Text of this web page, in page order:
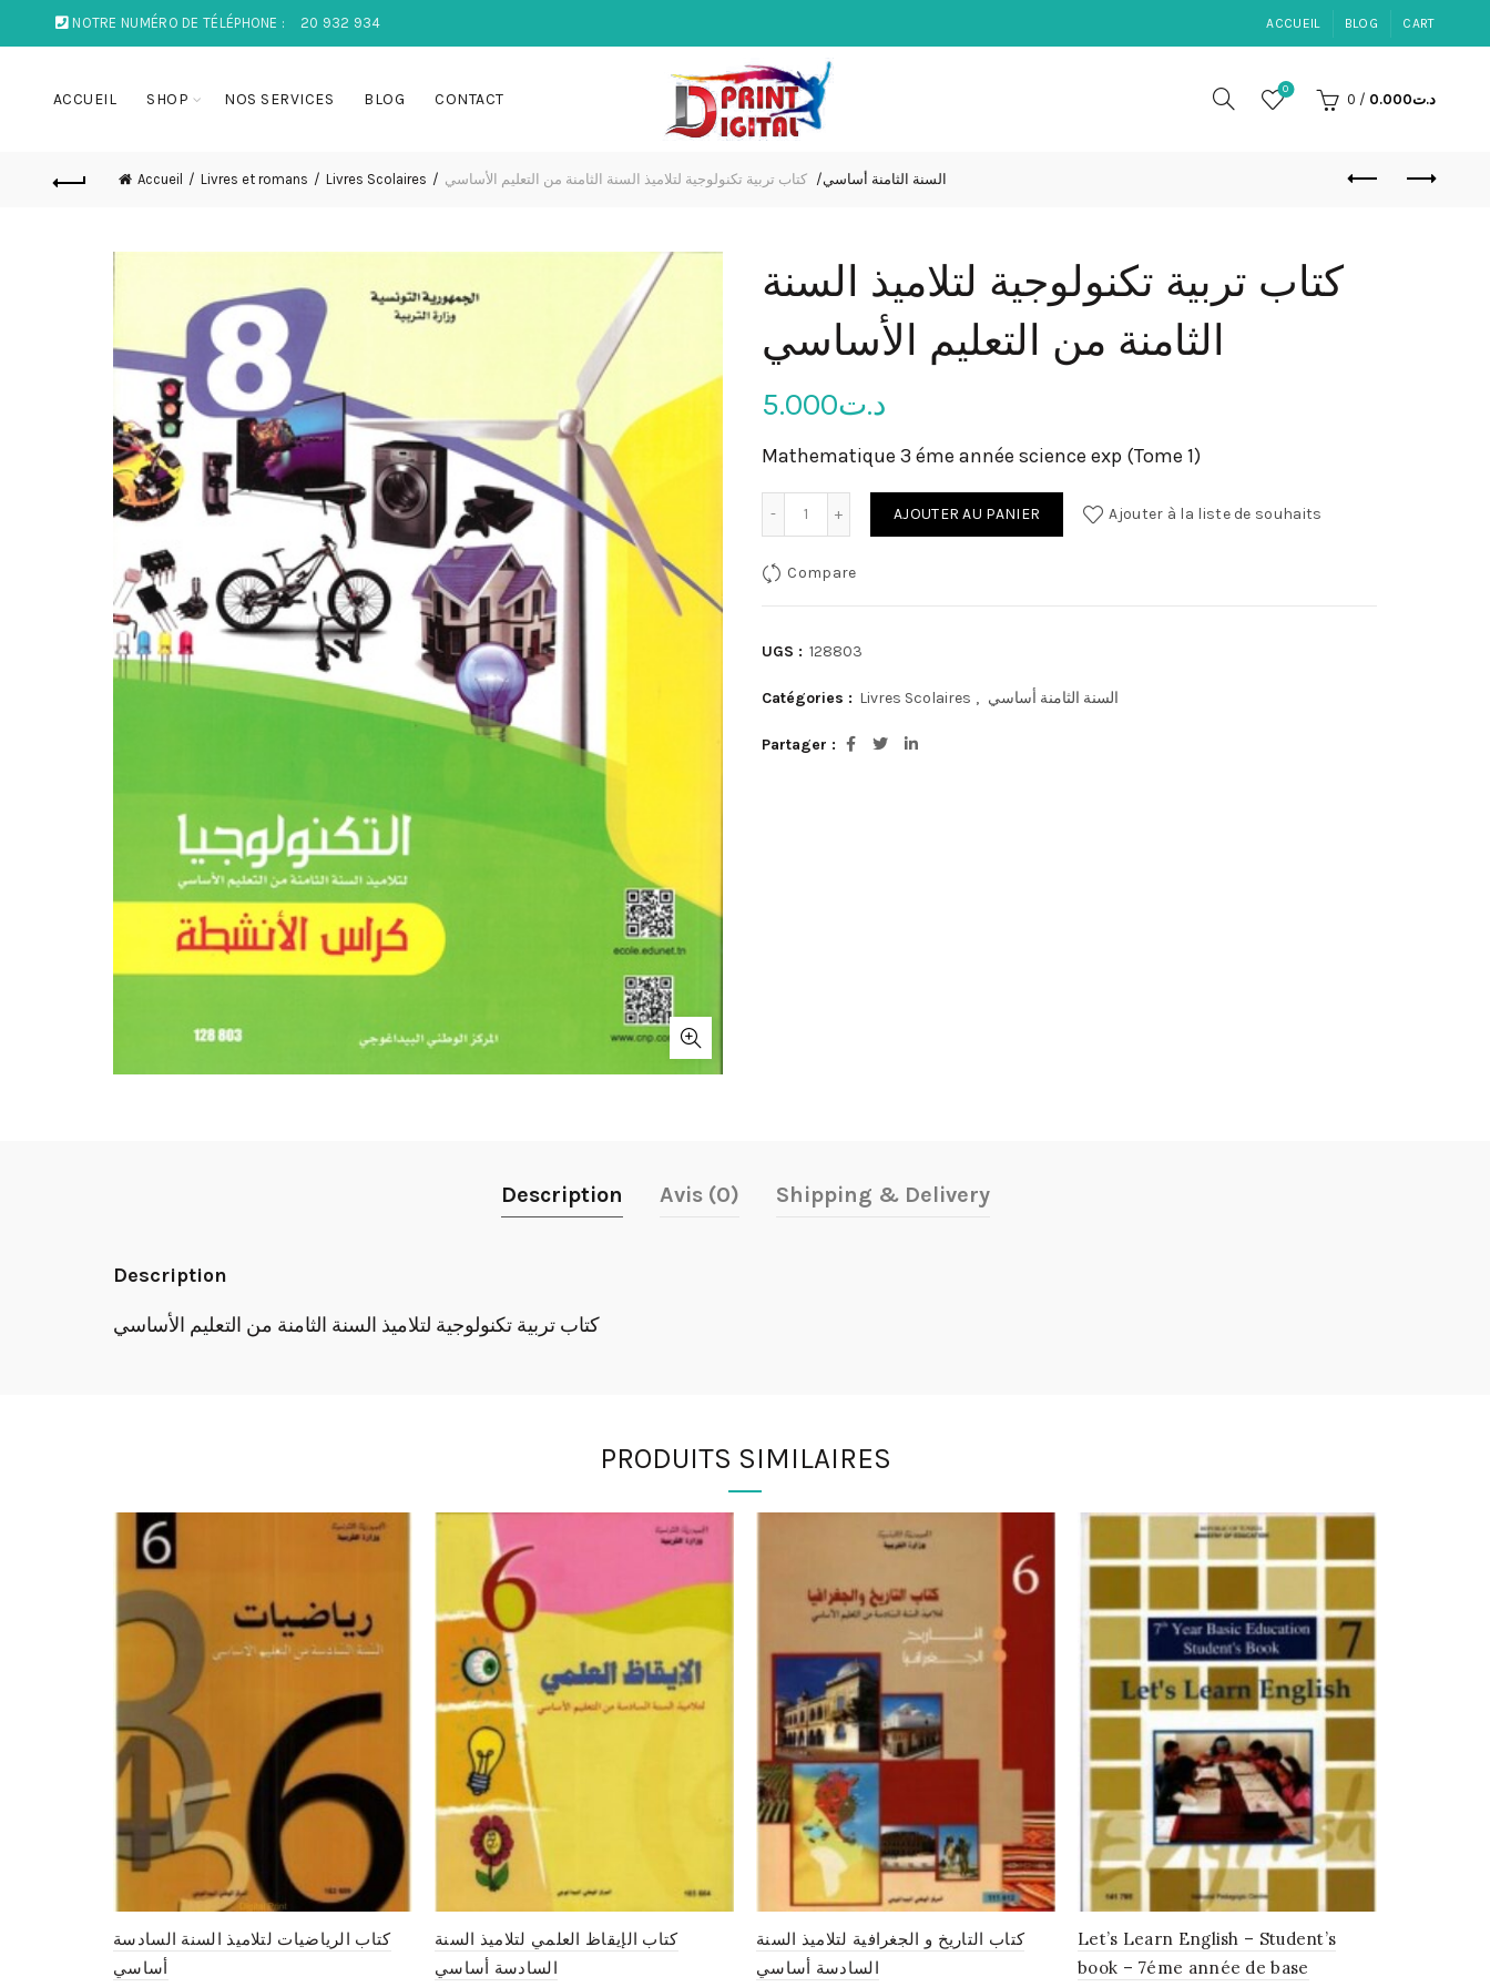
NOTRE NUMÉRO DE TÉLÉPHONE : 20 932 934 ACCUEIL BLOG CART
ACCUEIL SHOP NOS SERVICES BLOG CONTACT
0
0 / د.ت0.000
Accueil Livres et romans Livres Scolaires السنة الثامنة أساسي كتاب تربية تكنولوجية لتلاميذ السنة الثامنة من التعليم الأساسي
كتاب تربية تكنولوجية لتلاميذ السنة
الثامنة من التعليم الأساسي
د.ت5.000
Mathematique 3 éme année science exp (Tome 1)
quantité de كتاب تربية تكنولوجية لتلاميذ السنة الثامنة من التعليم الأساسي
AJOUTER AU PANIER Ajouter à la liste de souhaits
Compare
UGS : 128803
Catégories : Livres Scolaires , السنة الثامنة أساسي
Partager
Description Avis (0) Shipping & Delivery
Description
كتاب تربية تكنولوجية لتلاميذ السنة الثامنة من التعليم الأساسي
PRODUITS SIMILAIRES
كتاب الرياضيات لتلاميذ السنة السادسة
أساسي
كتاب الإيقاظ العلمي لتلاميذ السنة
السادسة أساسي
كتاب التاريخ و الجغرافية لتلاميذ السنة
السادسة أساسي
Let’s Learn English – Student’s
book – 7éme année de base